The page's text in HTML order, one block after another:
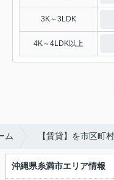
3K～3LDK
4K～4LDK以上
ム 【賃貸】を市区町
沖縄県糸満市エリア情報